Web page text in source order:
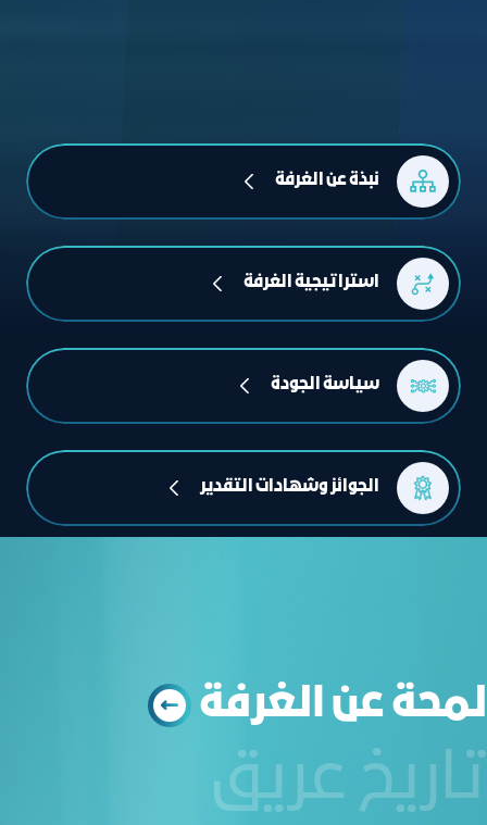
ﻧﺒﺬة ﻋﻦ اﻟﻐﺮﻓﺔ
اﺳﺘﺮاﺗﻴﺠﻴﺔ اﻟﻐﺮﻓﺔ
سياسة الجودة
اﻟﺠﻮاﺋﺰ وﺷﻬﺎدات اﻟﺘﻘﺪﻳﺮ
ﻟﻤﺤﺔ ﻋﻦ اﻟﻐﺮﻓﺔ
تاريخ عريق